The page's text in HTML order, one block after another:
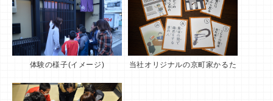
体験の様子(イメージ) 当社オリジナルの京町家かるた